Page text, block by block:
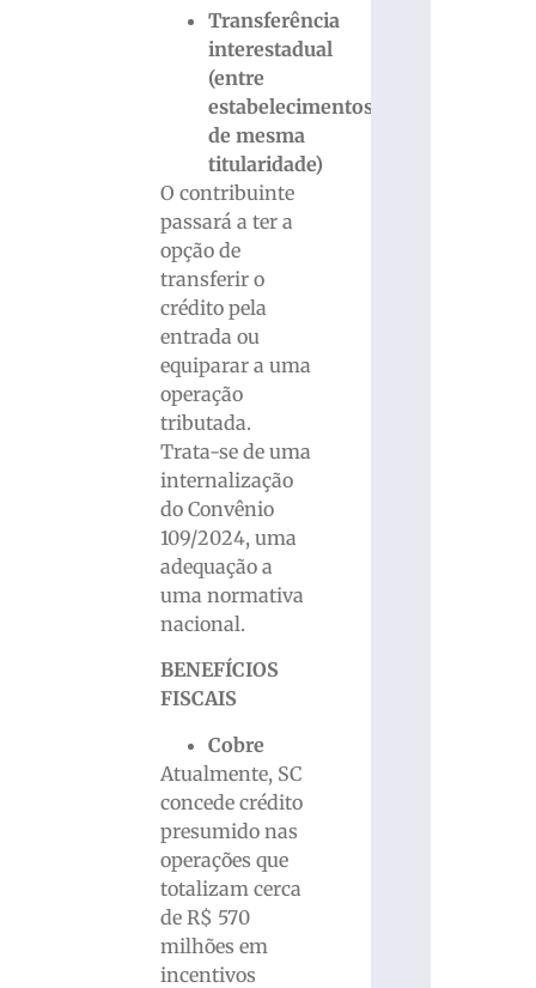
Transferência
interestadual
(entre
estabelecimentos
de mesma
titularidade)
O contribuinte
passará a ter a
opção de
transferir o
crédito pela
entrada ou
equiparar a uma
operação
tributada.
Trata-se de uma
internalização
do Convênio
109/2024, uma
adequação a
uma normativa
nacional.
BENEFÍCIOS
FISCAIS
Cobre
Atualmente, SC
concede crédito
presumido nas
operações que
totalizam cerca
de R$ 570
milhões em
incentivos